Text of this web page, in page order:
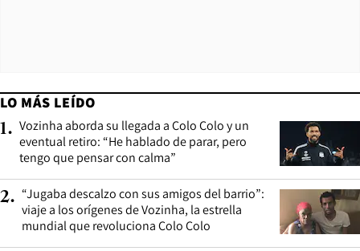
LO MÁS LEÍDO
1. Vozinha aborda su llegada a Colo Colo y un
eventual retiro: “He hablado de parar, pero
tengo que pensar con calma”
2. “Jugaba descalzo con sus amigos del barrio”:
viaje a los orígenes de Vozinha, la estrella
mundial que revoluciona Colo Colo